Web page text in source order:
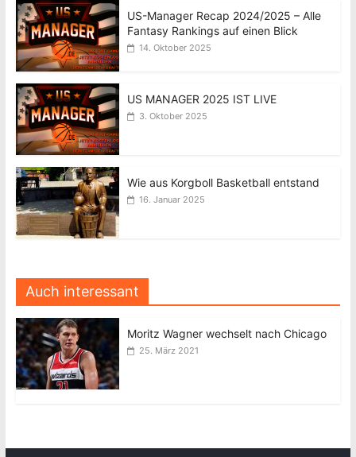
US-Manager Recap 2024/2025 – Alle
Fantasy Rankings auf einen Blick
14. Oktober 2025
US MANAGER 2025 IST LIVE
3. Oktober 2025
Wie aus Korgboll Basketball entstand
16. Januar 2025
Auch interessant
Moritz Wagner wechselt nach Chicago
25. März 2021